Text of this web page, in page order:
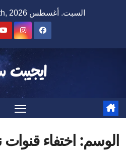
السبت. أغسطس 8th, 2026
الوسم:اختفاء قنوات